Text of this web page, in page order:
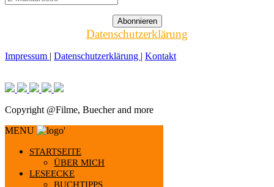
Datenschutzerklärung
Impressum | Datenschutzerklärung | Kontakt
Copyright @Filme, Buecher and more
MENU
'
STARTSEITE
ÜBER MICH
LESEECKE
BUCHTIPPS